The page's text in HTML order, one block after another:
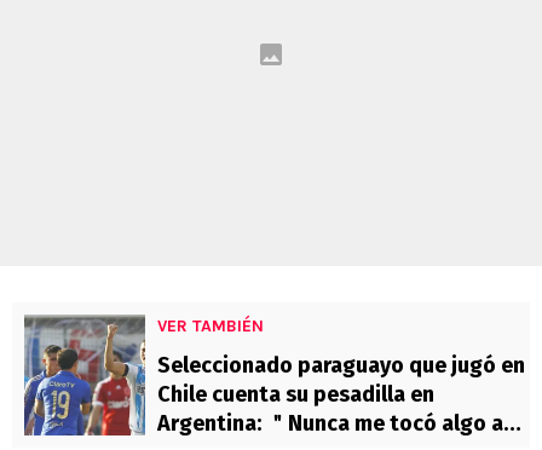
VER TAMBIÉN
Seleccionado paraguayo que jugó en
Chile cuenta su pesadilla en
Argentina: ＂Nunca me tocó algo así